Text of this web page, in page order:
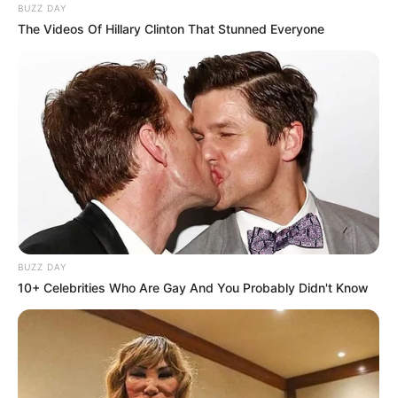
BUZZ DAY
The Videos Of Hillary Clinton That Stunned Everyone
BUZZ DAY
10+ Celebrities Who Are Gay And You Probably Didn't Know